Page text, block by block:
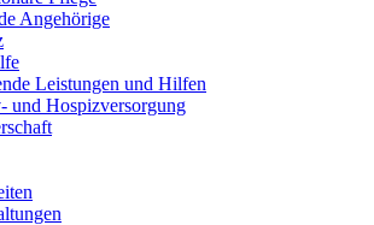
Angehörige
Leistungen und Hilfen
und Hospizversorgung